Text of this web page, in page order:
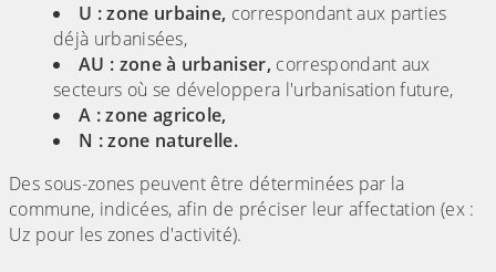
U : zone urbaine, correspondant aux parties
déjà urbanisées,
AU : zone à urbaniser, correspondant aux
secteurs où se développera l'urbanisation future,
A : zone agricole,
N : zone naturelle.
Des sous-zones peuvent être déterminées par la
commune, indicées, afin de préciser leur affectation (ex :
Uz pour les zones d'activité).